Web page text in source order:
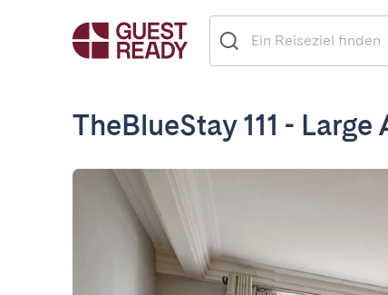
TheBlueStay 111 -